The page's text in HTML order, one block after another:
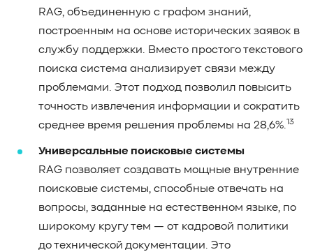
RAG, объединенную с графом знаний,
построенным на основе исторических заявок в
службу поддержки. Вместо простого текстового
поиска система анализирует связи между
проблемами. Этот подход позволил повысить
точность извлечения информации и сократить
среднее время решения проблемы на 28,6%.13
Универсальные поисковые системы
RAG позволяет создавать мощные внутренние
поисковые системы, способные отвечать на
вопросы, заданные на естественном языке, по
широкому кругу тем — от кадровой политики
до технической документации. Это